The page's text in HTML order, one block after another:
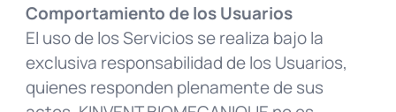
Comportamiento de los Usuarios
El uso de los Servicios se realiza bajo la
exclusiva responsabilidad de los Usuarios,
quienes responden plenamente de sus